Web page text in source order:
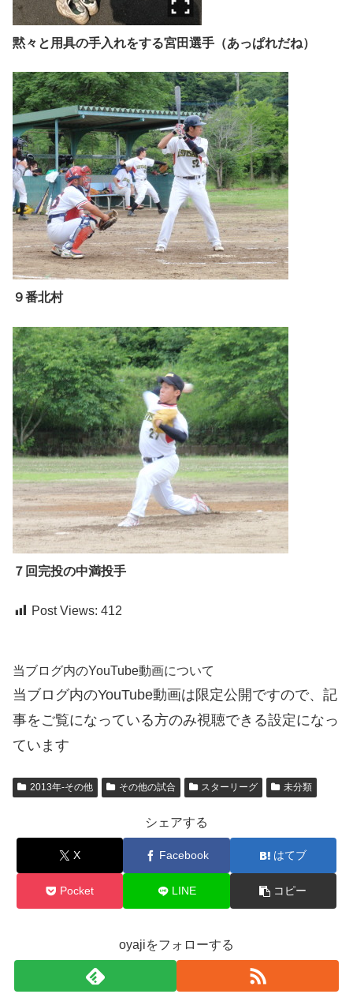
黙々と用具の手入れをする宮田選手（あっぱれだね）
９番北村
７回完投の中満投手
Post Views: 412
当ブログ内のYouTube動画について
当ブログ内のYouTube動画は限定公開ですので、記
事をご覧になっている方のみ視聴できる設定になっ
ています
2013年-その他 その他の試合 スターリーグ 未分類
シェアする
X Facebook はてブ
Pocket LINE コピー
oyajiをフォローする